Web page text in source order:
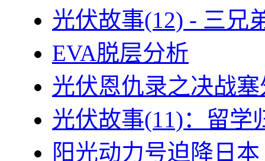
光伏故事(12) - 三兄
EVA脱层分析
光伏恩仇录之决战
光伏故事(11)：留学
阳光动力号迫降日本